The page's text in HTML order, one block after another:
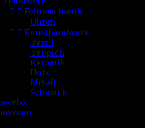
  Feinmechanik
Uhren
  Kunsthandwerk
Textil
Teppich
Keramik
Holz
Metall
Schmuck